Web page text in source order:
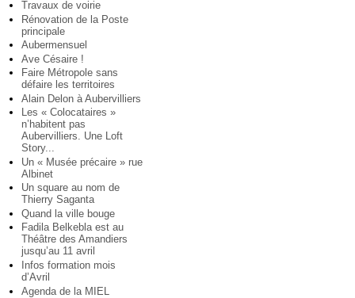
Travaux de voirie
Rénovation de la Poste
principale
Aubermensuel
Ave Césaire !
Faire Métropole sans
défaire les territoires
Alain Delon à Aubervilliers
Les « Colocataires »
n’habitent pas
Aubervilliers. Une Loft
Story...
Un « Musée précaire » rue
Albinet
Un square au nom de
Thierry Saganta
Quand la ville bouge
Fadila Belkebla est au
Théâtre des Amandiers
jusqu’au 11 avril
Infos formation mois
d’Avril
Agenda de la MIEL